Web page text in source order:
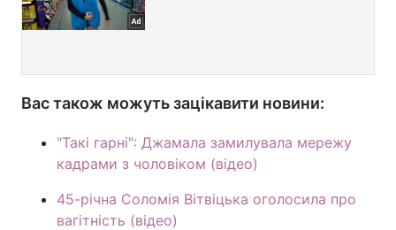
Вас також можуть зацікавити новини:
"Такі гарні": Джамала замилувала мережу
кадрами з чоловіком (відео)
45-річна Соломія Вітвіцька оголосила про
вагітність (відео)